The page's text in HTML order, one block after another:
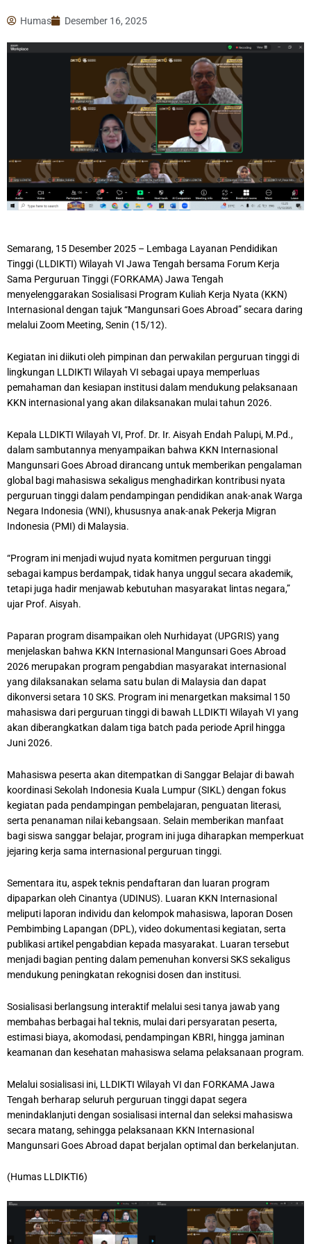
Humas Desember 16, 2025
Semarang, 15 Desember 2025 – Lembaga Layanan Pendidikan
Tinggi (LLDIKTI) Wilayah VI Jawa Tengah bersama Forum Kerja
Sama Perguruan Tinggi (FORKAMA) Jawa Tengah
menyelenggarakan Sosialisasi Program Kuliah Kerja Nyata (KKN)
Internasional dengan tajuk “Mangunsari Goes Abroad” secara daring
melalui Zoom Meeting, Senin (15/12).
Kegiatan ini diikuti oleh pimpinan dan perwakilan perguruan tinggi di
lingkungan LLDIKTI Wilayah VI sebagai upaya memperluas
pemahaman dan kesiapan institusi dalam mendukung pelaksanaan
KKN internasional yang akan dilaksanakan mulai tahun 2026.
Kepala LLDIKTI Wilayah VI, Prof. Dr. Ir. Aisyah Endah Palupi, M.Pd.,
dalam sambutannya menyampaikan bahwa KKN Internasional
Mangunsari Goes Abroad dirancang untuk memberikan pengalaman
global bagi mahasiswa sekaligus menghadirkan kontribusi nyata
perguruan tinggi dalam pendampingan pendidikan anak-anak Warga
Negara Indonesia (WNI), khususnya anak-anak Pekerja Migran
Indonesia (PMI) di Malaysia.
“Program ini menjadi wujud nyata komitmen perguruan tinggi
sebagai kampus berdampak, tidak hanya unggul secara akademik,
tetapi juga hadir menjawab kebutuhan masyarakat lintas negara,”
ujar Prof. Aisyah.
Paparan program disampaikan oleh Nurhidayat (UPGRIS) yang
menjelaskan bahwa KKN Internasional Mangunsari Goes Abroad
2026 merupakan program pengabdian masyarakat internasional
yang dilaksanakan selama satu bulan di Malaysia dan dapat
dikonversi setara 10 SKS. Program ini menargetkan maksimal 150
mahasiswa dari perguruan tinggi di bawah LLDIKTI Wilayah VI yang
akan diberangkatkan dalam tiga batch pada periode April hingga
Juni 2026.
Mahasiswa peserta akan ditempatkan di Sanggar Belajar di bawah
koordinasi Sekolah Indonesia Kuala Lumpur (SIKL) dengan fokus
kegiatan pada pendampingan pembelajaran, penguatan literasi,
serta penanaman nilai kebangsaan. Selain memberikan manfaat
bagi siswa sanggar belajar, program ini juga diharapkan memperkuat
jejaring kerja sama internasional perguruan tinggi.
Sementara itu, aspek teknis pendaftaran dan luaran program
dipaparkan oleh Cinantya (UDINUS). Luaran KKN Internasional
meliputi laporan individu dan kelompok mahasiswa, laporan Dosen
Pembimbing Lapangan (DPL), video dokumentasi kegiatan, serta
publikasi artikel pengabdian kepada masyarakat. Luaran tersebut
menjadi bagian penting dalam pemenuhan konversi SKS sekaligus
mendukung peningkatan rekognisi dosen dan institusi.
Sosialisasi berlangsung interaktif melalui sesi tanya jawab yang
membahas berbagai hal teknis, mulai dari persyaratan peserta,
estimasi biaya, akomodasi, pendampingan KBRI, hingga jaminan
keamanan dan kesehatan mahasiswa selama pelaksanaan program.
Melalui sosialisasi ini, LLDIKTI Wilayah VI dan FORKAMA Jawa
Tengah berharap seluruh perguruan tinggi dapat segera
menindaklanjuti dengan sosialisasi internal dan seleksi mahasiswa
secara matang, sehingga pelaksanaan KKN Internasional
Mangunsari Goes Abroad dapat berjalan optimal dan berkelanjutan.
(Humas LLDIKTI6)